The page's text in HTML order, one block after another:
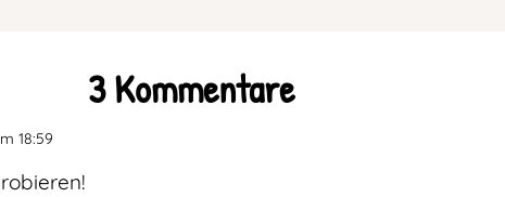
3 Kommentare
18:59